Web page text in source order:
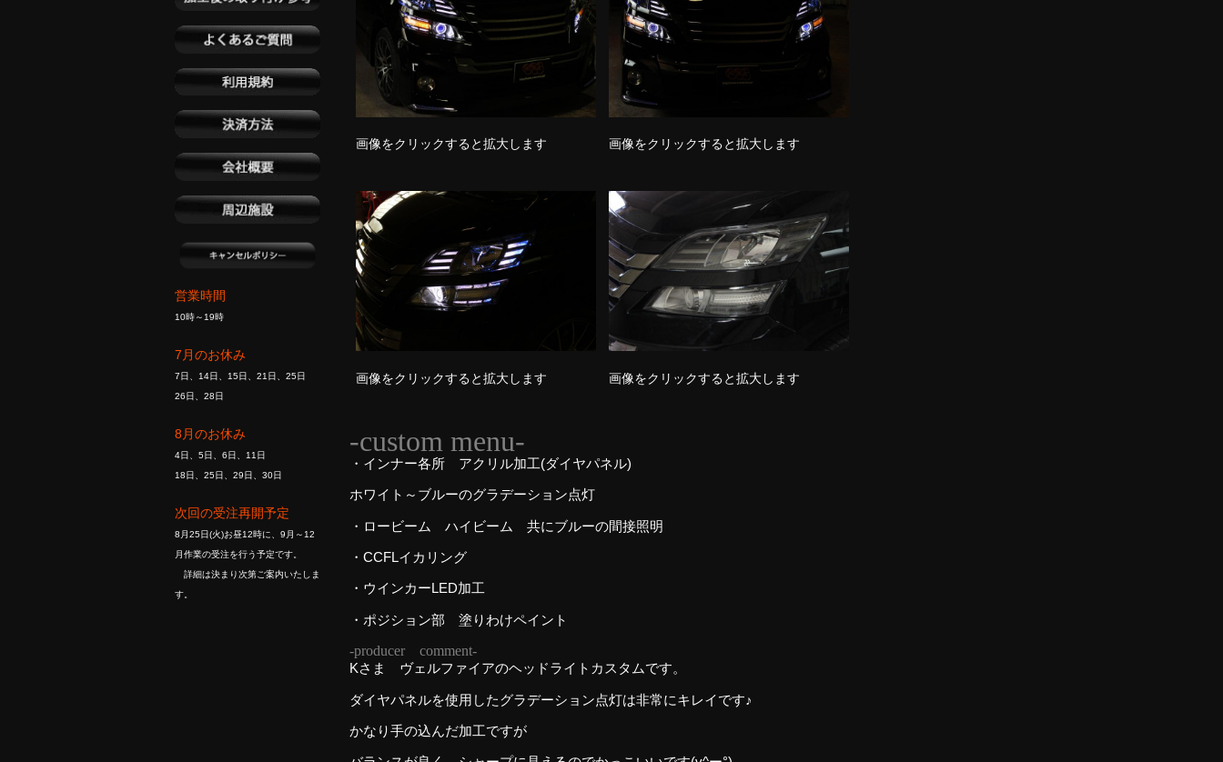
画像をクリックすると拡大します 画像をクリックすると拡大します
画像をクリックすると拡大します 画像をクリックすると拡大します
-custom menu-
・インナー各所 アクリル加工(ダイヤパネル)
ホワイト～ブルーのグラデーション点灯
・ロービーム ハイビーム 共にブルーの間接照明
・CCFLイカリング
・ウインカーLED加工
・ポジション部 塗りわけペイント
-producer comment-
Kさま ヴェルファイアのヘッドライトカスタムです。
ダイヤパネルを使用したグラデーション点灯は非常にキレイです♪
かなり手の込んだ加工ですが
営業時間
10時～19時
7月のお休み
7日、14日、15日、21日、25日
26日、28日
8月のお休み
4日、5日、6日、11日
18日、25日、29日、30日
次回の受注再開予定
8月25日(火)お昼12時に、9月～12
月作業の受注を行う予定です。
詳細は決まり次第ご案内いたしま
す。